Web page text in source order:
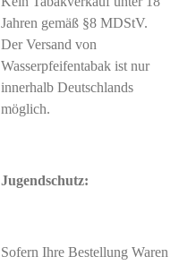
Jahren gemäß §8 MDStV.
Der Versand von
Wasserpfeifentabak ist nur
innerhalb Deutschlands
möglich.
Jugendschutz:
Sofern Ihre Bestellung Waren